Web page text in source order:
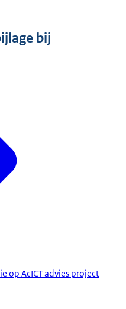
bij
op AcICT advies project